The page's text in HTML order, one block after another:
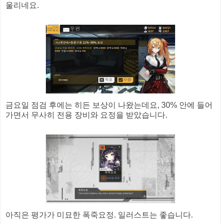
울리네요.
금요일 점검 후에는 히든 보상이 나왔는데요, 30% 안에 들어
가면서 무사히 전용 장비와 요정을 받았습니다.
아직은 평가가 미묘한 폭죽요정. 일러스트는 좋습니다.